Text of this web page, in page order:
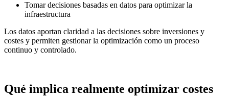
Tomar decisiones basadas en datos para optimizar la
infraestructura
Los datos aportan claridad a las decisiones sobre inversiones y
costes y permiten gestionar la optimización como un proceso
continuo y controlado.
Qué implica realmente optimizar costes